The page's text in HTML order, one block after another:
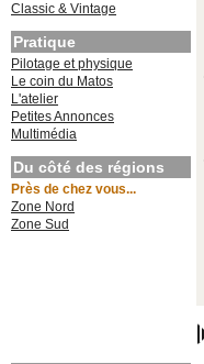
Classic & Vintage
Pratique
Pilotage et physique
Le coin du Matos
L'atelier
Petites Annonces
Multimédia
Du côté des régions
Près de chez vous...
Zone Nord
Zone Sud